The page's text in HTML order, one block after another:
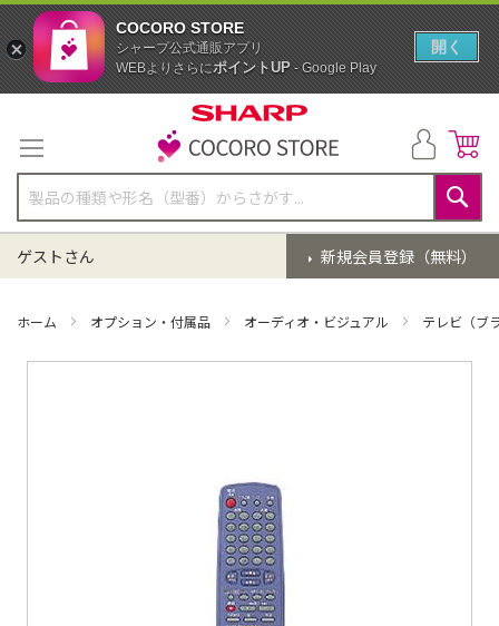
テ
ン
ツ
に
ス
キ
ッ
検
索
新規会員登録（無料）
ゲストさん
ホーム オプション・付属品 オーディオ・ビジュアル テレビ（ブ
COCORO STORE
シャープ公式通販アプリ
WEBよりさらにポイントUP- Google Play
開く